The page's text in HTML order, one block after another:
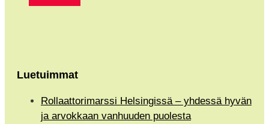
Luetuimmat
Rollaattorimarssi Helsingissä – yhdessä hyvän
ja arvokkaan vanhuuden puolesta